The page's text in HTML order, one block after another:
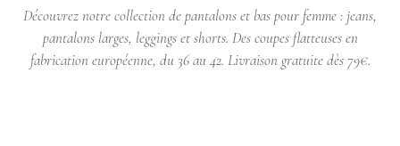
Découvrez notre collection de pantalons et bas pour femme : jeans,
pantalons larges, leggings et shorts. Des coupes flatteuses en
fabrication européenne, du 36 au 42. Livraison gratuite dès 79€.